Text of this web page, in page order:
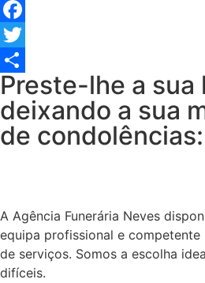
Facebook
Twitter
Share
Preste-lhe a sua
deixando a sua
de condolências:
A Agência Funerária Neves
equipa profissional e competente
de serviços. Somos a escolha
difíceis.